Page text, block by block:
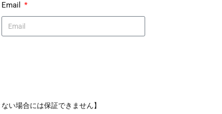
Email
い場合には保証できません】